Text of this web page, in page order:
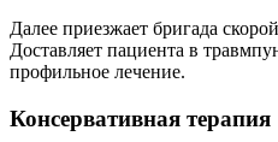
Далее приезжает бригада
Доставляет пациента в
профильное лечение.
Консервативная терапия